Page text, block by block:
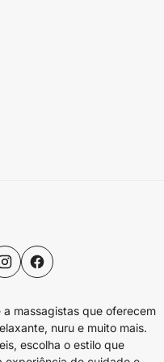
massagistas que oferecem
nuru e muito mais.
escolha o estilo que